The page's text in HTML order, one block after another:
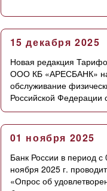
15 декабря 2025
Новая редакция
ООО КБ «АРЕСБАНК» на
обслуживание
Российской Федерации
01 ноября 2025
Банк России в период
ноября 2025 г.
«Опрос об